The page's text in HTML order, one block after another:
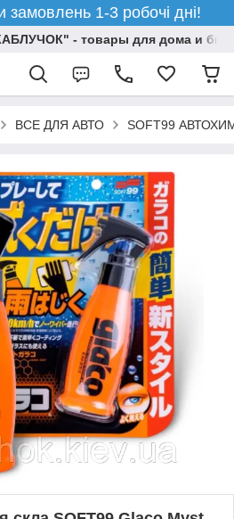
замовлень 1-3 робочі дні!
- товары для дома и
ВСЕ ДЛЯ АВТО SOFT99